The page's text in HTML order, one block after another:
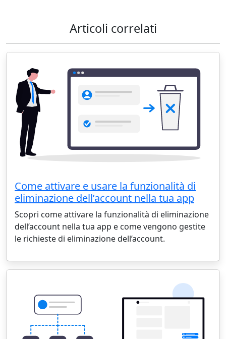
Articoli correlati
Come attivare e usare la funzionalità di
eliminazione dell’account nella tua app
Scopri come attivare la funzionalità di eliminazione
dell’account nella tua app e come vengono gestite
le richieste di eliminazione dell’account.